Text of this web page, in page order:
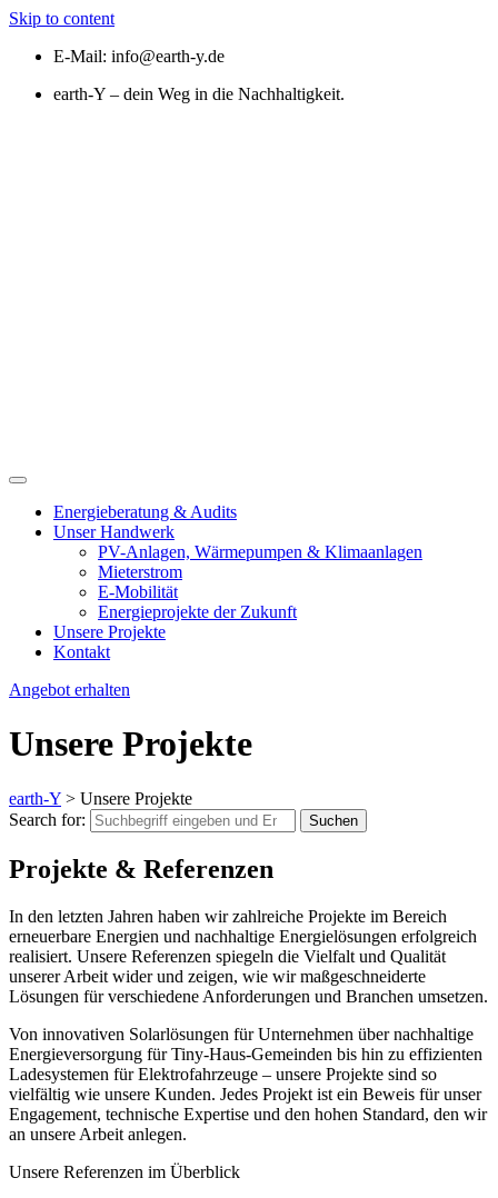
Skip to content
E-Mail: info@earth-y.de
earth-Y – dein Weg in die Nachhaltigkeit.
Energieberatung & Audits
Unser Handwerk
PV-Anlagen, Wärmepumpen & Klimaanlagen
Mieterstrom
E-Mobilität
Energieprojekte der Zukunft
Unsere Projekte
Kontakt
Angebot erhalten
Unsere Projekte
earth-Y > Unsere Projekte
Search for:
Suchen
Projekte & Referenzen
In den letzten Jahren haben wir zahlreiche Projekte im Bereich
erneuerbare Energien und nachhaltige Energielösungen erfolgreich
realisiert. Unsere Referenzen spiegeln die Vielfalt und Qualität
unserer Arbeit wider und zeigen, wie wir maßgeschneiderte
Lösungen für verschiedene Anforderungen und Branchen umsetzen.
Von innovativen Solarlösungen für Unternehmen über nachhaltige
Energieversorgung für Tiny-Haus-Gemeinden bis hin zu effizienten
Ladesystemen für Elektrofahrzeuge – unsere Projekte sind so
vielfältig wie unsere Kunden. Jedes Projekt ist ein Beweis für unser
Engagement, technische Expertise und den hohen Standard, den wir
an unsere Arbeit anlegen.
Unsere Referenzen im Überblick